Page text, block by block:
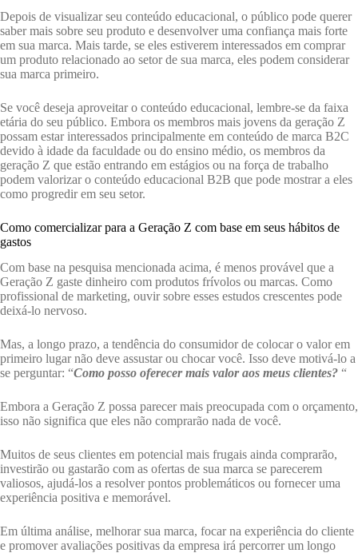
Depois de visualizar seu conteúdo educacional, o público pode querer
saber mais sobre seu produto e desenvolver uma confiança mais forte
em sua marca. Mais tarde, se eles estiverem interessados ​​em comprar
um produto relacionado ao setor de sua marca, eles podem considerar
sua marca primeiro.
Se você deseja aproveitar o conteúdo educacional, lembre-se da faixa
etária do seu público. Embora os membros mais jovens da geração Z
possam estar interessados ​​principalmente em conteúdo de marca B2C
devido à idade da faculdade ou do ensino médio, os membros da
geração Z que estão entrando em estágios ou na força de trabalho
podem valorizar o conteúdo educacional B2B que pode mostrar a eles
como progredir em seu setor.
Como comercializar para a Geração Z com base em seus hábitos de
gastos
Com base na pesquisa mencionada acima, é menos provável que a
Geração Z gaste dinheiro com produtos frívolos ou marcas. Como
profissional de marketing, ouvir sobre esses estudos crescentes pode
deixá-lo nervoso.
Mas, a longo prazo, a tendência do consumidor de colocar o valor em
primeiro lugar não deve assustar ou chocar você. Isso deve motivá-lo a
se perguntar: “Como posso oferecer mais valor aos meus clientes? “
Embora a Geração Z possa parecer mais preocupada com o orçamento,
isso não significa que eles não comprarão nada de você.
Muitos de seus clientes em potencial mais frugais ainda comprarão,
investirão ou gastarão com as ofertas de sua marca se parecerem
valiosos, ajudá-los a resolver pontos problemáticos ou fornecer uma
experiência positiva e memorável.
Em última análise, melhorar sua marca, focar na experiência do cliente
e promover avaliações positivas da empresa irá percorrer um longo